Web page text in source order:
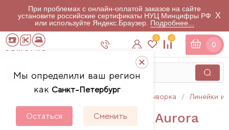
При проблемах с онлайн-оплатой заказов на сайте
установите российские сертификаты НУЦ Минцифры РФ
или используйте Яндекс.Браузер. Подробнее...
X
Мы определили ваш регион
как Санкт-Петербург
Остаться Сменить
0 0
0
Аксессуары для пэчворка Линейки и
Шаблон - треугольник Aurora